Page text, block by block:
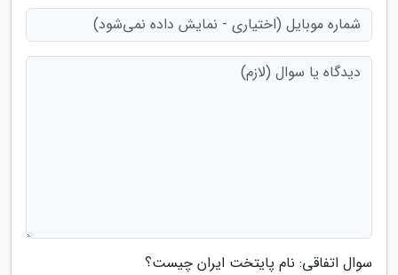
سوال اتفاقی: نام پایتخت ایران چیست؟